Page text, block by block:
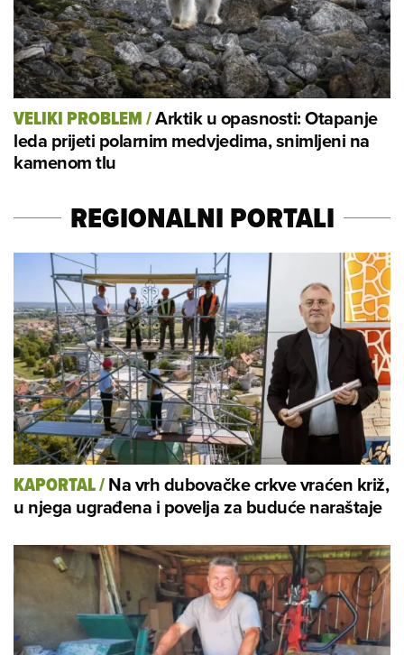
VELIKI PROBLEM/Arktik u opasnosti: Otapanje
leda prijeti polarnim medvjedima, snimljeni na
kamenom tlu
REGIONALNI PORTALI
KAPORTAL/Na vrh dubovačke crkve vraćen križ,
u njega ugrađena i povelja za buduće naraštaje